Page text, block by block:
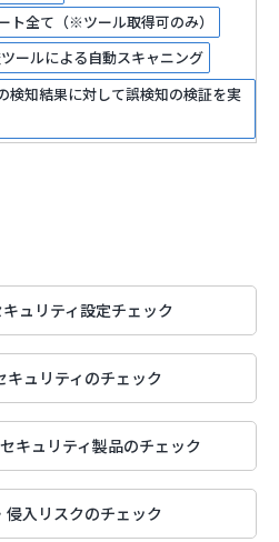
ト全て（※ツール取得可のみ）
ールによる自動スキャニング
検知結果に対して誤検知の検証を実
ュリティ設定チェック
キュリティのチェック
キュリティ製品のチェック
侵入リスクのチェック